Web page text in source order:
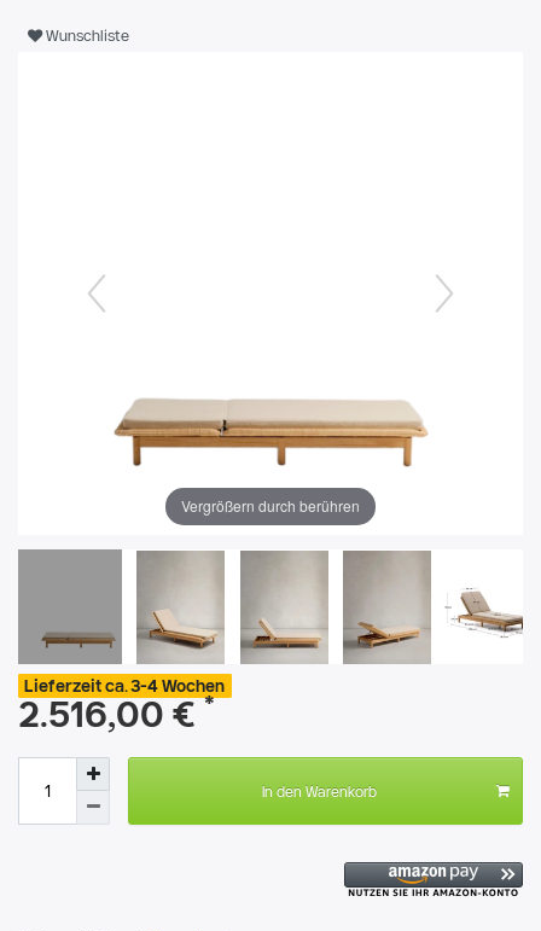
Wunschliste
Vergrößern durch berühren
Lieferzeit ca. 3-4 Wochen
2.516,00 € *
In den Warenkorb